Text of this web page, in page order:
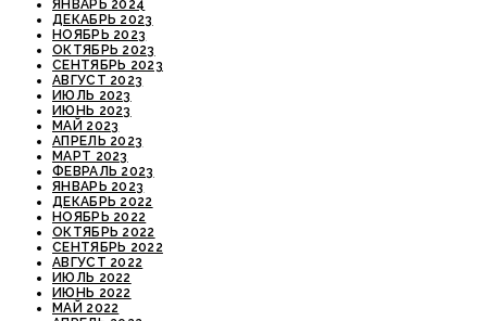
ЯНВАРЬ 2024
ДЕКАБРЬ 2023
НОЯБРЬ 2023
ОКТЯБРЬ 2023
СЕНТЯБРЬ 2023
АВГУСТ 2023
ИЮЛЬ 2023
ИЮНЬ 2023
МАЙ 2023
АПРЕЛЬ 2023
МАРТ 2023
ФЕВРАЛЬ 2023
ЯНВАРЬ 2023
ДЕКАБРЬ 2022
НОЯБРЬ 2022
ОКТЯБРЬ 2022
СЕНТЯБРЬ 2022
АВГУСТ 2022
ИЮЛЬ 2022
ИЮНЬ 2022
МАЙ 2022